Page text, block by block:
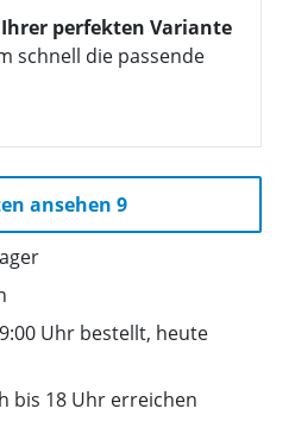
perfekten Variante
schnell die passende
ansehen 9
Uhr bestellt, heute
bis 18 Uhr erreichen